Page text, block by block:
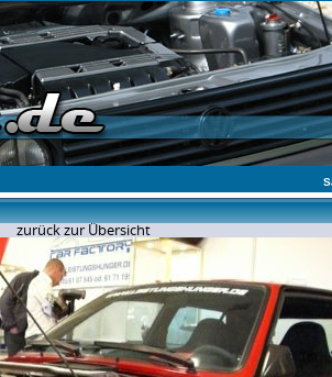
zurück zur Übersicht